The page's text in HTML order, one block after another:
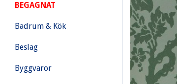
BEGAGNAT
Badrum & Kök
Beslag
Byggvaror